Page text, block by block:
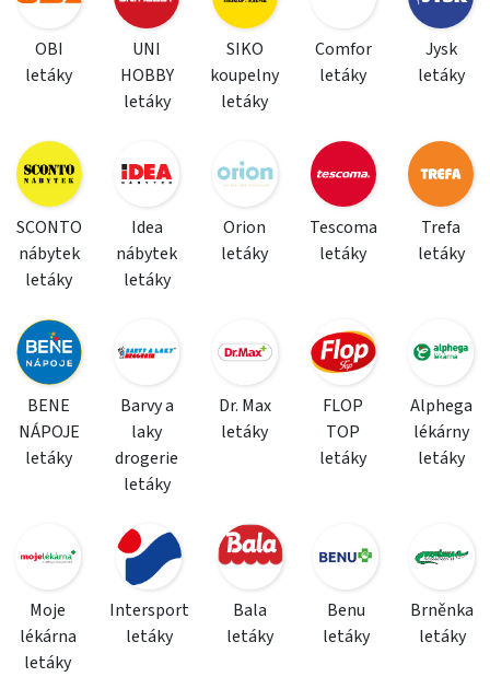
OBI
letáky
UNI
HOBBY
letáky
SIKO
koupelny
letáky
Comfor
letáky
Jysk
letáky
SCONTO
nábytek
letáky
Idea
nábytek
letáky
Orion
letáky
Tescoma
letáky
Trefa
letáky
BENE
NÁPOJE
letáky
Barvy a
laky
drogerie
letáky
Dr. Max
letáky
FLOP
TOP
letáky
Alphega
lékárny
letáky
Moje
lékárna
letáky
Intersport
letáky
Bala
letáky
Benu
letáky
Brněnka
letáky